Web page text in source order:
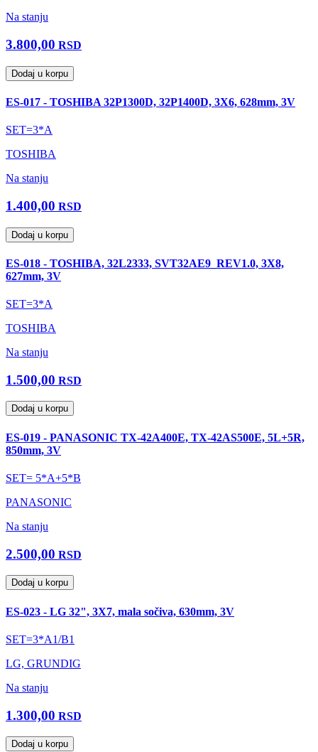
Na stanju
3.800,00 RSD
Dodaj u korpu
ES-017 - TOSHIBA 32P1300D, 32P1400D, 3X6, 628mm, 3V
SET=3*A
TOSHIBA
Na stanju
1.400,00 RSD
Dodaj u korpu
ES-018 - TOSHIBA, 32L2333, SVT32AE9_REV1.0, 3X8,
627mm, 3V
SET=3*A
TOSHIBA
Na stanju
1.500,00 RSD
Dodaj u korpu
ES-019 - PANASONIC TX-42A400E, TX-42AS500E, 5L+5R,
850mm, 3V
SET= 5*A+5*B
PANASONIC
Na stanju
2.500,00 RSD
Dodaj u korpu
ES-023 - LG 32", 3X7, mala sočiva, 630mm, 3V
SET=3*A1/B1
LG, GRUNDIG
Na stanju
1.300,00 RSD
Dodaj u korpu